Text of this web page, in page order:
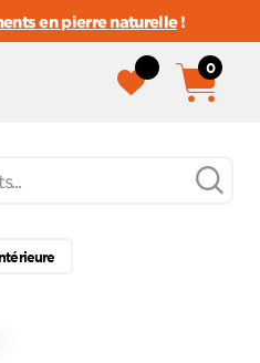
en pierre naturelle!
0